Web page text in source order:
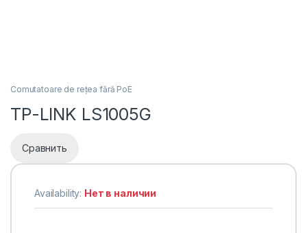
Comutatoare de rețea fără PoE
TP-LINK LS1005G
Сравнить
Availability: Нет в наличии